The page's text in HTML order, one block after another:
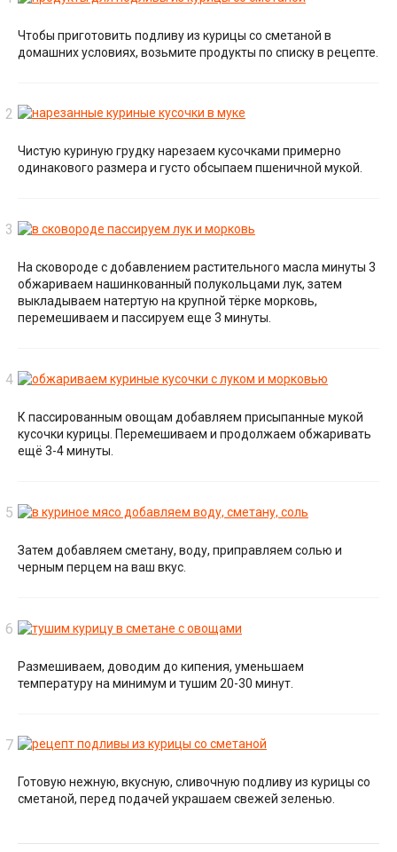
Чтобы приготовить подливу из курицы со сметаной в
домашних условиях, возьмите продукты по списку в рецепте.
Чистую куриную грудку нарезаем кусочками примерно
одинакового размера и густо обсыпаем пшеничной мукой.
На сковороде с добавлением растительного масла минуты 3
обжариваем нашинкованный полукольцами лук, затем
выкладываем натертую на крупной тёрке морковь,
перемешиваем и пассируем еще 3 минуты.
К пассированным овощам добавляем присыпанные мукой
кусочки курицы. Перемешиваем и продолжаем обжаривать
ещё 3-4 минуты.
Затем добавляем сметану, воду, приправляем солью и
черным перцем на ваш вкус.
Размешиваем, доводим до кипения, уменьшаем
температуру на минимум и тушим 20-30 минут.
Готовую нежную, вкусную, сливочную подливу из курицы со
сметаной, перед подачей украшаем свежей зеленью.